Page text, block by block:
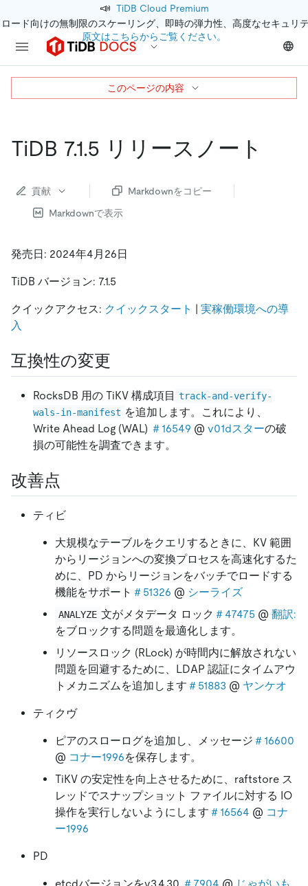
📣 TiDB Cloud Premium
ード向けの無制限のスケーリング、即時の弾力性、高度なセキュリ
原文はこちらからご覧ください。
TiDB 7.1.5 リリースノート
貢献
Markdownをコピー
Markdownで表示
発売日: 2024年4月26日
TiDB バージョン: 7.1.5
クイックアクセス: クイックスタート | 実稼働環境への導
入
互換性の変更
RocksDB 用の TiKV 構成項目 track-and-verify-
wals-in-manifest を追加します。これにより、
Write Ahead Log (WAL) ＃16549 @ v01dスターの破
損の可能性を調査できます。
改善点
ティビ
大規模なテーブルをクエリするときに、KV 範囲
からリージョンへの変換プロセスを高速化するた
めに、PD からリージョンをバッチでロードする
機能をサポート ＃51326 @ シーライズ
ANALYZE 文がメタデータ ロック ＃47475 @ 翻訳:
をブロックする問題を最適化します。
リソースロック (RLock) が時間内に解放されない
問題を回避するために、LDAP 認証にタイムアウ
トメカニズムを追加します ＃51883 @ ヤンケオ
ティクヴ
ピアのスローログを追加し、メッセージ ＃16600
@ コナー1996を保存します。
TiKV の安定性を向上させるために、raftstore ス
レッドでスナップショット ファイルに対する IO
操作を実行しないようにします ＃16564 @ コナ
ー1996
PD
このページの内容